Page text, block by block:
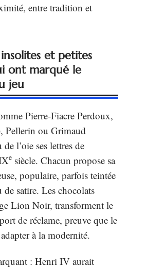
entre tradition et
et petites
ont marqué le
jeu
Pierre-Fiacre Perdoux,
Pellerin ou Grimaud
l’oie ses lettres de
e siècle. Chacun propose sa
populaire, parfois teintée
satire. Les chocolats
Lion Noir, transforment le
de réclame, preuve que le
à la modernité.
: Henri IV aurait